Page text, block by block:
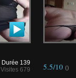
Durée 139
Visites 679
5.5/10 ()